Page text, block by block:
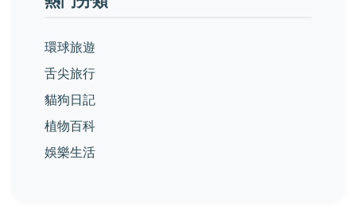
環球旅遊
舌尖旅行
貓狗日記
植物百科
娛樂生活